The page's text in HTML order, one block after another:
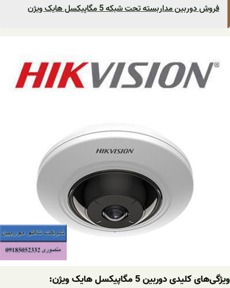
فروش دوربین مداربسته تحت شبکه 5 مگاپیکسل هایک ویژن
ویژگی‌های کلیدی دوربین 5 مگاپیکسل هایک ویژن: